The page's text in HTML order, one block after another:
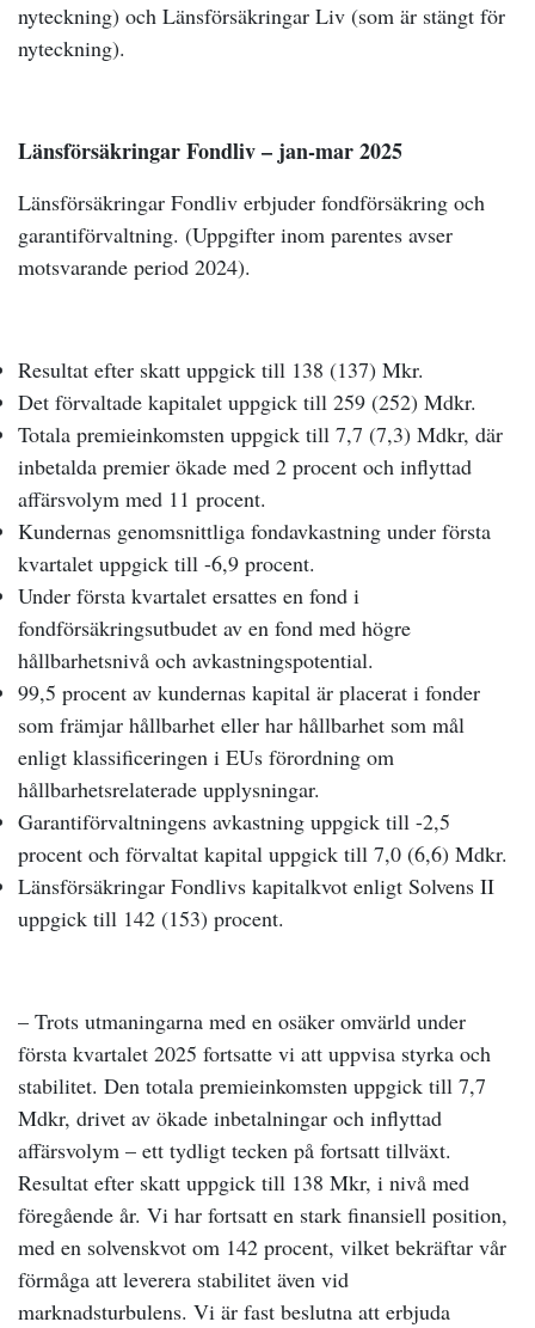
nyteckning) och Länsförsäkringar Liv (som är stängt för
nyteckning).
Länsförsäkringar Fondliv – jan-mar 2025
Länsförsäkringar Fondliv erbjuder fondförsäkring och
garantiförvaltning. (Uppgifter inom parentes avser
motsvarande period 2024).
Resultat efter skatt uppgick till 138 (137) Mkr.
Det förvaltade kapitalet uppgick till 259 (252) Mdkr.
Totala premieinkomsten uppgick till 7,7 (7,3) Mdkr, där
inbetalda premier ökade med 2 procent och inflyttad
affärsvolym med 11 procent.
Kundernas genomsnittliga fondavkastning under första
kvartalet uppgick till -6,9 procent.
Under första kvartalet ersattes en fond i
fondförsäkringsutbudet av en fond med högre
hållbarhetsnivå och avkastningspotential.
99,5 procent av kundernas kapital är placerat i fonder
som främjar hållbarhet eller har hållbarhet som mål
enligt klassificeringen i EUs förordning om
hållbarhetsrelaterade upplysningar.
Garantiförvaltningens avkastning uppgick till -2,5
procent och förvaltat kapital uppgick till 7,0 (6,6) Mdkr.
Länsförsäkringar Fondlivs kapitalkvot enligt Solvens II
uppgick till 142 (153) procent.
– Trots utmaningarna med en osäker omvärld under
första kvartalet 2025 fortsatte vi att uppvisa styrka och
stabilitet. Den totala premieinkomsten uppgick till 7,7
Mdkr, drivet av ökade inbetalningar och inflyttad
affärsvolym – ett tydligt tecken på fortsatt tillväxt.
Resultat efter skatt uppgick till 138 Mkr, i nivå med
föregående år. Vi har fortsatt en stark finansiell position,
med en solvenskvot om 142 procent, vilket bekräftar vår
förmåga att leverera stabilitet även vid
marknadsturbulens. Vi är fast beslutna att erbjuda